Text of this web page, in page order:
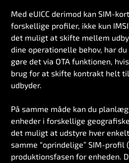
Med eUICC derimod kan SIM-
forskellige profiler, ikke kun
det muligt at skifte mellem
dine operationelle behov, har
gøre det via OTA funktionen,
brug for at skifte kontrakt helt
udbyder.
På samme måde kan du
enheder i forskellige
det muligt at udstyre hver
samme “oprindelige” SIM-profil
produktionsfasen for enheden.